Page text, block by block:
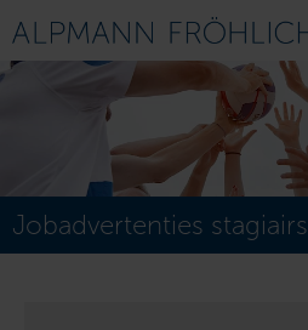
Jobadvertenties stagiairs